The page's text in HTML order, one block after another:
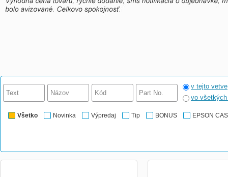
v tejto vetve
vo
Všetko Novinka Výpredaj Tip BONUS EPSON